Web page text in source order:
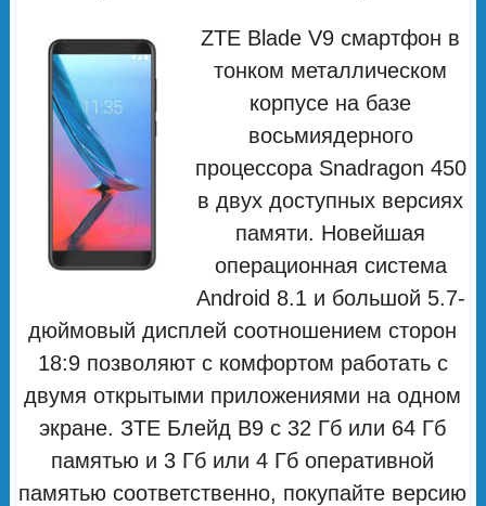
ZTE Blade V9 смартфон в
тонком металлическом
корпусе на базе
восьмиядерного
процессора Snadragon 450
в двух доступных версиях
памяти. Новейшая
операционная система
Android 8.1 и большой 5.7-
дюймовый дисплей соотношением сторон
18:9 позволяют с комфортом работать с
двумя открытыми приложениями на одном
экране. ЗТЕ Блейд В9 с 32 Гб или 64 Гб
памятью и 3 Гб или 4 Гб оперативной
памятью соответственно, покупайте версию